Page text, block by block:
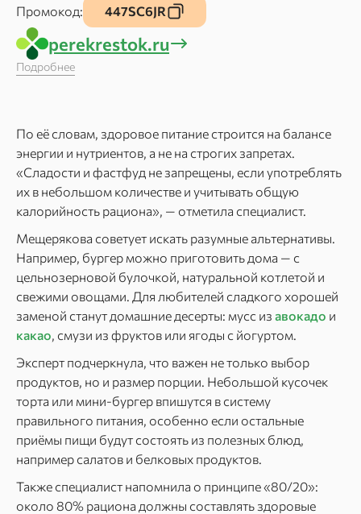
Промокод: 447SC6JR
perekrestok.ru
Подробнее
По её словам, здоровое питание строится на балансе
энергии и нутриентов, а не на строгих запретах.
«Сладости и фастфуд не запрещены, если употреблять
их в небольшом количестве и учитывать общую
калорийность рациона», — отметила специалист.
Мещерякова советует искать разумные альтернативы.
Например, бургер можно приготовить дома — с
цельнозерновой булочкой, натуральной котлетой и
свежими овощами. Для любителей сладкого хорошей
заменой станут домашние десерты: мусс из авокадо и
какао, смузи из фруктов или ягоды с йогуртом.
Эксперт подчеркнула, что важен не только выбор
продуктов, но и размер порции. Небольшой кусочек
торта или мини-бургер впишутся в систему
правильного питания, особенно если остальные
приёмы пищи будут состоять из полезных блюд,
например салатов и белковых продуктов.
Также специалист напомнила о принципе «80/20»:
около 80% рациона должны составлять здоровые